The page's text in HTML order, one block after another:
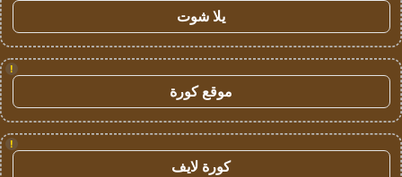
يلا شوت
!
موقع كورة
!
كورة لايف